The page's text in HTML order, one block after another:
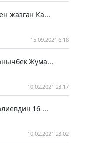
жазган Ка...
15.09.2021 6:18
Жума...
10.02.2021 23:17
16 ...
10.02.2021 23:02